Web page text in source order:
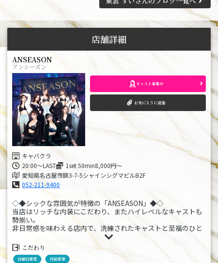
店舗詳細
ANSEASON
アンシーズン
キャバクラ
20:00〜LAST
1set 50min8,000円～
愛知県名古屋市錦3-7-5シャインシグマビルB2F
052-211-9400
キャスト募集中
お気に入りに追加
◇◆シックな雰囲気が特徴の「ANSEASON」◆◇
当店はリッチな内装にこだわり、またハイレベルなキャストも
勢揃い。
非日常感を味わえる店内で、洗練されたキャストと至福のひと
ときをお過ごしいただけます。
ぜひ一度お立ち寄りください。
こだわり
日曜日営業 内装豪華